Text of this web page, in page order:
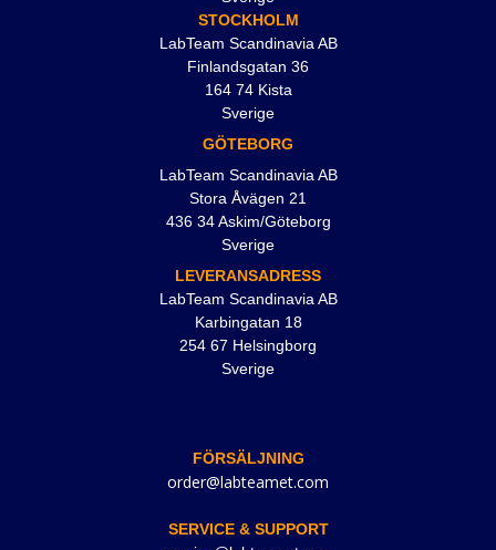
STOCKHOLM
LabTeam Scandinavia AB
Finlandsgatan 36
164 74 Kista
Sverige
GÖTEBORG
LabTeam Scandinavia AB
Stora Åvägen 21
436 34 Askim/Göteborg
Sverige
LEVERANSADRESS
LabTeam Scandinavia AB
Karbingatan 18
254 67 Helsingborg
Sverige
FÖRSÄLJNING
order@labteamet.com
SERVICE & SUPPORT